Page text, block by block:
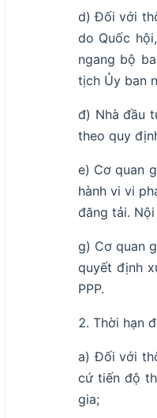
d) Đối với
do Quốc
ngang bộ
tịch Ủy ban
đ) Nhà đầu
theo quy
e) Cơ quan
hành vi vi
đăng tải.
g) Cơ quan
quyết định
PPP.
Thời hạn
a) Đối với
cứ tiến độ
gia;